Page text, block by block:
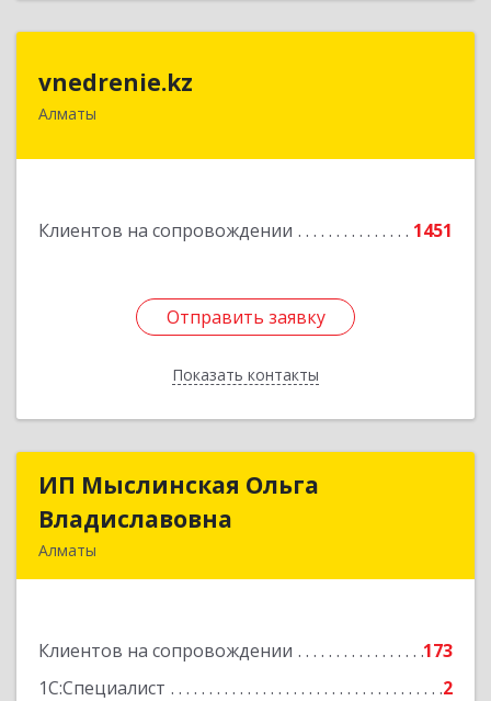
vnedrenie.kz
Алматы
Клиентов на сопровождении 1451
Отправить заявку
Показать контакты
Казахстан, г.Алматы, ул.Прокофьева 45-56
Отправить заявку
Назад
ИП Мыслинская Ольга
Владиславовна
Алматы
Клиентов на сопровождении
173
1С:Специалист
2
ИП Мыслинская Ольга
Подробнее